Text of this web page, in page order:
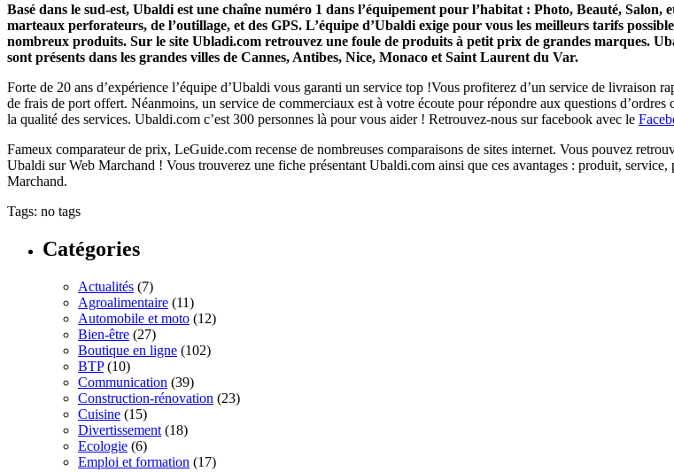
Basé dans le sud-est, Ubaldi est une chaîne numéro 1 dans l’équipement pour l’habitat : Photo, Beauté, Salon,
marteaux perforateurs, de l’outillage, et des GPS. L’équipe d’Ubaldi exige pour vous les meilleurs tarifs
nombreux produits. Sur le site Ubladi.com retrouvez une foule de produits à petit prix de grandes marques.
sont présents dans les grandes villes de Cannes, Antibes, Nice, Monaco et Saint Laurent du Var.
Forte de 20 ans d’expérience l’équipe d’Ubaldi vous garanti un service top !Vous profiterez d’un service de livraison
de frais de port offert. Néanmoins, un service de commerciaux est à votre écoute pour répondre aux questions
la qualité des services. Ubaldi.com c’est 300 personnes là pour vous aider ! Retrouvez-nous sur facebook avec le
Fameux comparateur de prix, LeGuide.com recense de nombreuses comparaisons de sites internet. Vous pouvez
Ubaldi sur Web Marchand ! Vous trouverez une fiche présentant Ubaldi.com ainsi que ces avantages : produit,
Marchand.
Tags: no tags
Catégories
Actualités (7)
Agroalimentaire (11)
Automobile et moto (12)
Bien-être (27)
Boutique en ligne (102)
BTP(10)
Communication (39)
Construction-rénovation (23)
Cuisine (15)
Divertissement (18)
Ecologie (6)
Emploi et formation (17)